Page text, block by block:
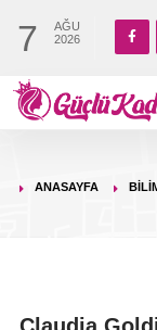
7
AĞU
2026
ANASAYFA